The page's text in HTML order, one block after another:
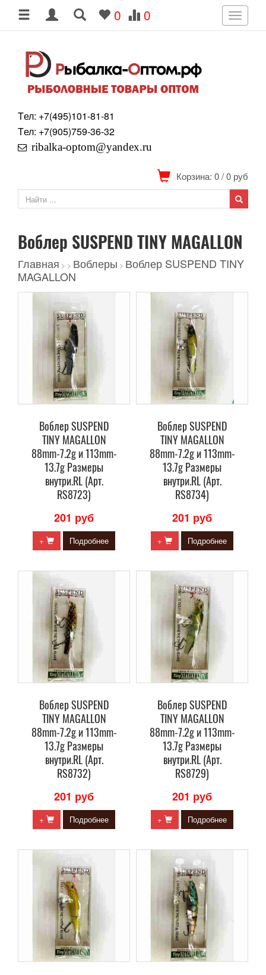
0 0
Toggle
Tел: +7(495)101-81-81
Tел: +7(905)759-36-32
ribalka-optom@yandex.ru
Корзина: 0/0 руб
Воблер SUSPEND TINY MAGALLON
Главная > > Воблеры > Воблер SUSPEND TINY
MAGALLON
Воблер SUSPEND
TINY MAGALLON
88mm-7.2g и 113mm-
13.7g Размеры
внутри.RL (Арт.
RS8723)
201 руб
+ Подробнее
Воблер SUSPEND
TINY MAGALLON
88mm-7.2g и 113mm-
13.7g Размеры
внутри.RL (Арт.
RS8734)
201 руб
+ Подробнее
Воблер SUSPEND
TINY MAGALLON
88mm-7.2g и 113mm-
13.7g Размеры
внутри.RL (Арт.
RS8732)
201 руб
+ Подробнее
Воблер SUSPEND
TINY MAGALLON
88mm-7.2g и 113mm-
13.7g Размеры
внутри.RL (Арт.
RS8729)
201 руб
+ Подробнее